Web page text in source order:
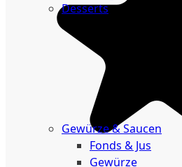
Desserts
Gewürze & Saucen
Fonds & Jus
Gewürze